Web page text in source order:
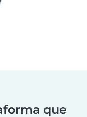
que